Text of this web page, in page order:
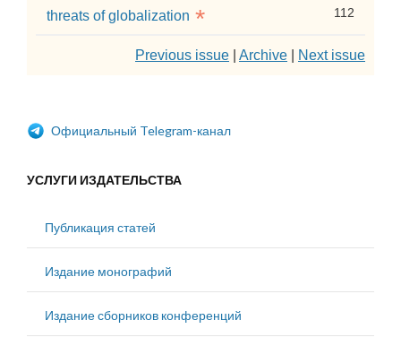
threats of globalization *
112
Previous issue Archive Next issue
Официальный Telegram-канал
УСЛУГИ ИЗДАТЕЛЬСТВА
Публикация статей
Издание монографий
Издание сборников конференций